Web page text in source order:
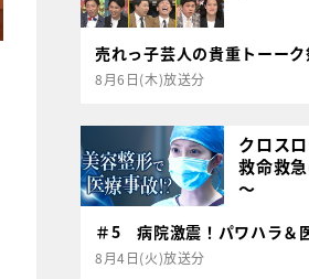
売れっ子芸人の貴重トーー
8月6日(木)放送分
クロス
救命救
～
＃5 病院激震！パワハラ＆
8月4日(火)放送分